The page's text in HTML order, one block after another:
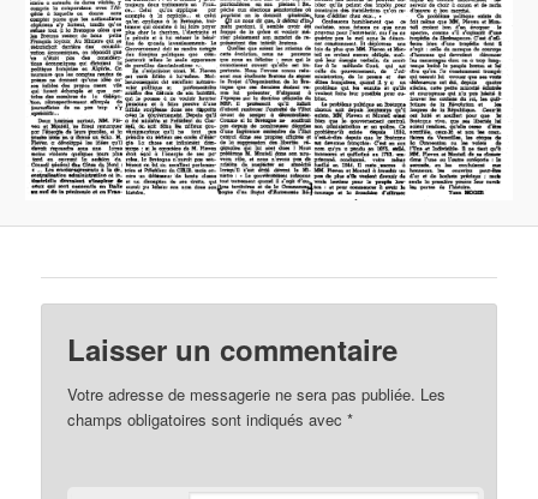
Laisser un commentaire
Votre adresse de messagerie ne sera pas publiée. Les
champs obligatoires sont indiqués avec*